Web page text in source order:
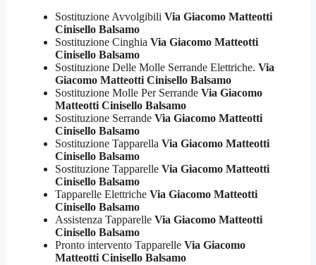
Sostituzione Avvolgibili Via Giacomo Matteotti
Cinisello Balsamo
Sostituzione Cinghia Via Giacomo Matteotti
Cinisello Balsamo
Sostituzione Delle Molle Serrande Elettriche. Via
Giacomo Matteotti Cinisello Balsamo
Sostituzione Molle Per Serrande Via Giacomo
Matteotti Cinisello Balsamo
Sostituzione Serrande Via Giacomo Matteotti
Cinisello Balsamo
Sostituzione Tapparella Via Giacomo Matteotti
Cinisello Balsamo
Sostituzione Tapparelle Via Giacomo Matteotti
Cinisello Balsamo
Tapparelle Elettriche Via Giacomo Matteotti
Cinisello Balsamo
Assistenza Tapparelle Via Giacomo Matteotti
Cinisello Balsamo
Pronto intervento Tapparelle Via Giacomo
Matteotti Cinisello Balsamo